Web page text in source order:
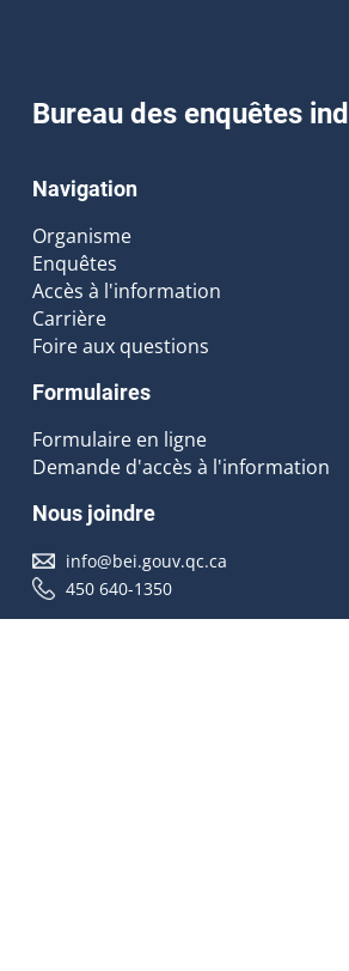
Bureau des enquêtes
Navigation
Organisme
Enquêtes
Accès à l'information
Carrière
Foire aux questions
Formulaires
Formulaire en ligne
Demande d'accès à l'information
Nous joindre
info@bei.gouv.qc.ca
450 640-1350